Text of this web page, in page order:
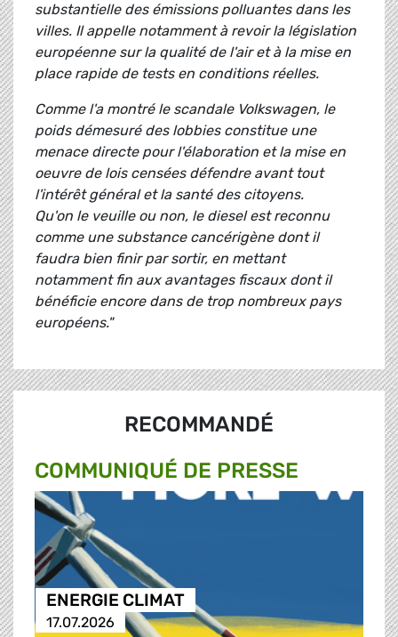
substantielle des émissions polluantes dans les
villes. Il appelle notamment à revoir la législation
européenne sur la qualité de l'air et à la mise en
place rapide de tests en conditions réelles.
Comme l'a montré le scandale Volkswagen, le
poids démesuré des lobbies constitue une
menace directe pour l'élaboration et la mise en
oeuvre de lois censées défendre avant tout
l'intérêt général et la santé des citoyens.
Qu'on le veuille ou non, le diesel est reconnu
comme une substance cancérigène dont il
faudra bien finir par sortir, en mettant
notamment fin aux avantages fiscaux dont il
bénéficie encore dans de trop nombreux pays
européens."
RECOMMANDÉ
COMMUNIQUÉ DE PRESSE
ENERGIE CLIMAT
17.07.2026